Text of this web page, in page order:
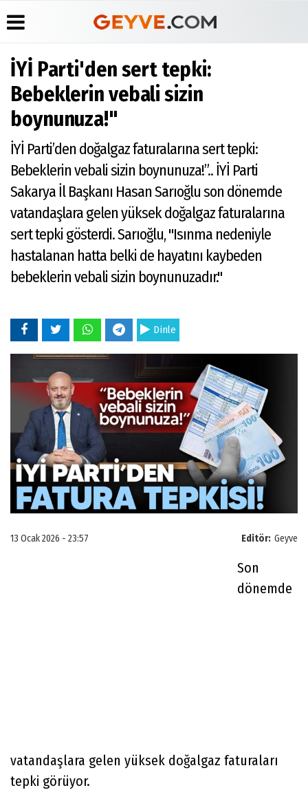
Üye Paneli
Haber
Arşivi
Haberleri
Anketler
Biyografiler
Köşe
Yazarları
Foto
Etkinlikler
İletişim
İYİ Parti'den sert tepki:
Bebeklerin vebali sizin
boynunuza!"
İYİ Parti’den doğalgaz faturalarına sert tepki:
Bebeklerin vebali sizin boynunuza!”.. İYİ Parti
Sakarya İl Başkanı Hasan Sarıoğlu son dönemde
vatandaşlara gelen yüksek doğalgaz faturalarına
sert tepki gösterdi. Sarıoğlu, "Isınma nedeniyle
hastalanan hatta belki de hayatını kaybeden
bebeklerin vebali sizin boynunuzadır."
Dinle
Editör: Geyve
13 Ocak 2026 - 23:57
Son
dönemde
vatandaşlara gelen yüksek doğalgaz faturaları
tepki görüyor.